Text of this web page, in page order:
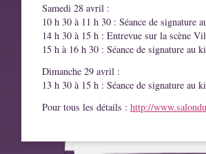
Samedi 28 avril :
10 h 30 à 11 h 30 : Séance de signature
14 h 30 à 15 h : Entrevue sur la scène
15 h à 16 h 30 : Séance de signature au
Dimanche 29 avril :
13 h 30 à 15 h : Séance de signature au
Pour tous les détails : http://